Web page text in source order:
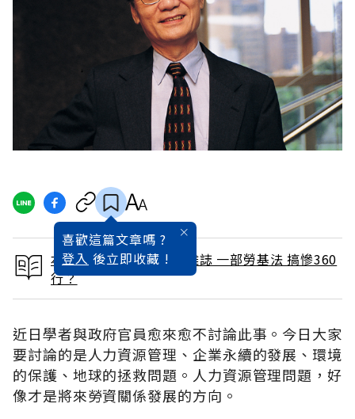
喜歡這篇文章嗎 ?
登入 後立即收藏 !
本文出自 2015 / 7月號雜誌 一部勞基法 搞慘360
行？
近日學者與政府官員愈來愈不討論此事。今日大家
要討論的是人力資源管理、企業永續的發展、環境
的保護、地球的拯救問題。人力資源管理問題，好
像才是將來勞資關係發展的方向。